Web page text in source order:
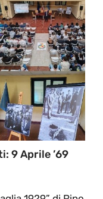
9 Aprile ’69